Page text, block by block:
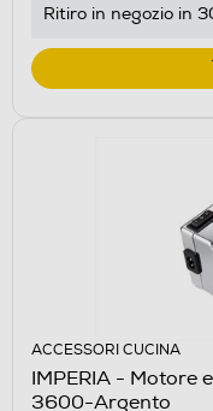
Ritiro in negozio in
ACCESSORI CUCINA
IMPERIA - Motore
3600-Argento